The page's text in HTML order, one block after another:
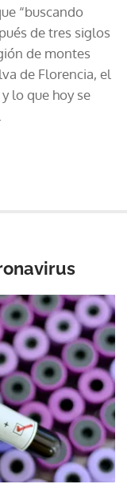
“buscando
de tres siglos
de montes
de Florencia, el
lo que hoy se